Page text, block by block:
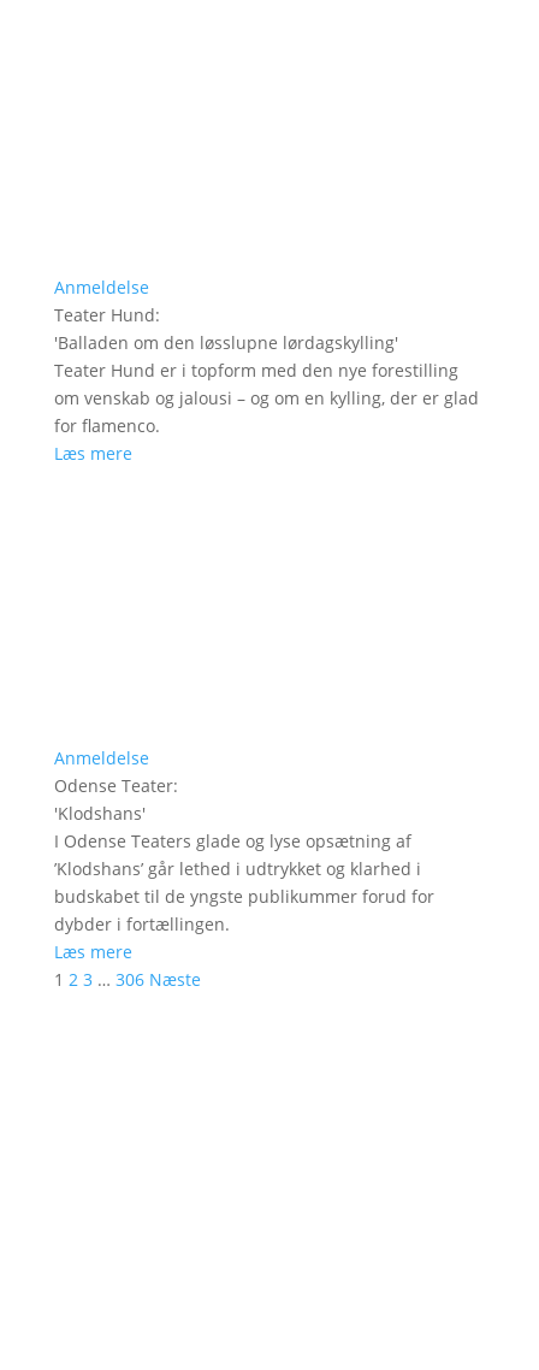
Anmeldelse
Teater Hund:
'Balladen om den løsslupne lørdagskylling'
Teater Hund er i topform med den nye forestilling
om venskab og jalousi – og om en kylling, der er glad
for flamenco.
Læs mere
Anmeldelse
Odense Teater:
'Klodshans'
I Odense Teaters glade og lyse opsætning af
’Klodshans’ går lethed i udtrykket og klarhed i
budskabet til de yngste publikummer forud for
dybder i fortællingen.
Læs mere
1 2 3 … 306 Næste